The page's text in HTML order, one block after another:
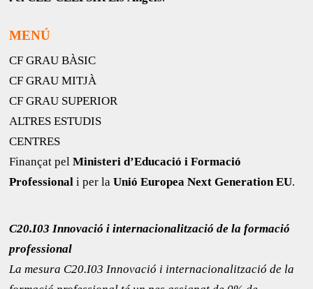
MENÚ
CF GRAU BÀSIC
CF GRAU MITJÀ
CF GRAU SUPERIOR
ALTRES ESTUDIS
CENTRES
Finançat pelMinisteri d’Educació i Formació
Professional i per laUnió Europea Next Generation EU.
C20.I03 Innovació i internacionalització de la formació
professional
La mesura C20.I03 Innovació i internacionalització de la